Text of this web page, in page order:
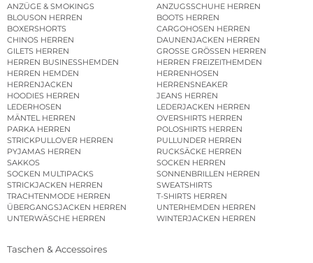
ANZÜGE & SMOKINGS
ANZUGSSCHUHE HERREN
BLOUSON HERREN
BOOTS HERREN
BOXERSHORTS
CARGOHOSEN HERREN
CHINOS HERREN
DAUNENJACKEN HERREN
GILETS HERREN
GROSSE GRÖSSEN HERREN
HERREN BUSINESSHEMDEN
HERREN FREIZEITHEMDEN
HERREN HEMDEN
HERRENHOSEN
HERRENJACKEN
HERRENSNEAKER
HOODIES HERREN
JEANS HERREN
LEDERHOSEN
LEDERJACKEN HERREN
MÄNTEL HERREN
OVERSHIRTS HERREN
PARKA HERREN
POLOSHIRTS HERREN
STRICKPULLOVER HERREN
PULLUNDER HERREN
PYJAMAS HERREN
RUCKSÄCKE HERREN
SAKKOS
SOCKEN HERREN
SOCKEN MULTIPACKS
SONNENBRILLEN HERREN
STRICKJACKEN HERREN
SWEATSHIRTS
TRACHTENMODE HERREN
T-SHIRTS HERREN
ÜBERGANGSJACKEN HERREN
UNTERHEMDEN HERREN
UNTERWÄSCHE HERREN
WINTERJACKEN HERREN
Taschen & Accessoires